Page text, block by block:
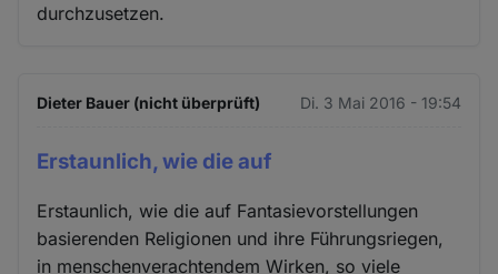
durchzusetzen.
Dieter Bauer (nicht überprüft) Di. 3 Mai 2016 - 19:54
Erstaunlich, wie die auf
Erstaunlich, wie die auf Fantasievorstellungen
basierenden Religionen und ihre Führungsriegen,
in menschenverachtendem Wirken, so viele